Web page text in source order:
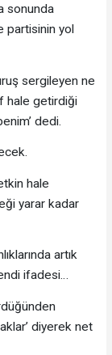
sonunda
partisinin yol
sergileyen ne
hale getirdiği
dedi.
hale
yarar kadar
artık
ifadesi…
diyerek net